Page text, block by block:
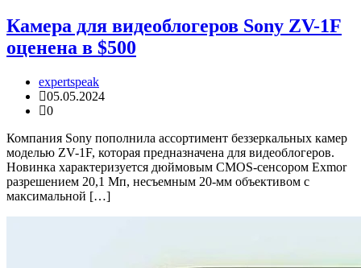
Камера для видеоблогеров Sony ZV-1F
оценена в $500
expertspeak
05.05.2024
0
Компания Sony пополнила ассортимент беззеркальных камер
моделью ZV-1F, которая предназначена для видеоблогеров.
Новинка характеризуется дюймовым CMOS-сенсором Exmor
разрешением 20,1 Мп, несъемным 20-мм объективом с
максимальной […]